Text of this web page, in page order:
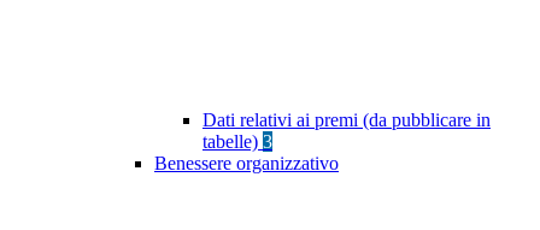
Dati relativi ai premi (da pubblicare in
tabelle) 3
Benessere organizzativo